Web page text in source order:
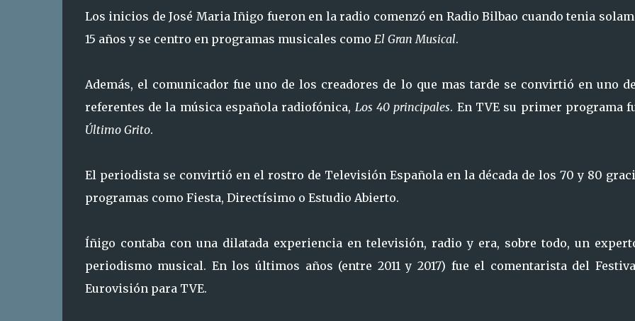
Los inicios de José Maria Iñigo fueron en la radio comenzó en Radio Bilbao cuando tenia
15 años y se centro en programas musicales como El Gran Musical.
Además, el comunicador fue uno de los creadores de lo que mas tarde se convirtió en uno
referentes de la música española radiofónica, Los 40 principales. En TVE su primer programa
Último Grito.
El periodista se convirtió en el rostro de Televisión Española en la década de los 70 y 80
programas como Fiesta, Directísimo o Estudio Abierto.
Íñigo contaba con una dilatada experiencia en televisión, radio y era, sobre todo, un
periodismo musical. En los últimos años (entre 2011 y 2017) fue el comentarista del
Eurovisión para TVE.